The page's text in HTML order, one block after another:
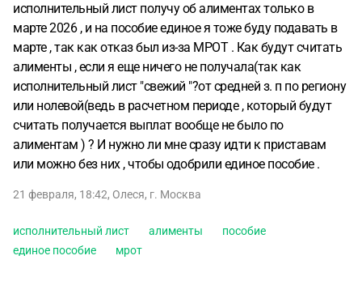
исполнительный лист получу об алиментах только в
марте 2026 , и на пособие единое я тоже буду подавать в
марте , так как отказ был из-за МРОТ . Как будут считать
алименты , если я еще ничего не получала(так как
исполнительный лист "свежий "?от средней з. п по региону
или нолевой(ведь в расчетном периоде , который будут
считать получается выплат вообще не было по
алиментам ) ? И нужно ли мне сразу идти к приставам
или можно без них , чтобы одобрили единое пособие .
21 февраля, 18:42, Олеся, г. Москва
исполнительный лист алименты
пособие
единое пособие
мрот